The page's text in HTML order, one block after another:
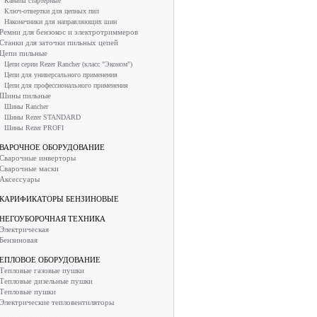
Ключ-отвертки для цепных пил
Наконечники для направляющих шин
Ремни для бензокос и электротриммеров
Станки для заточки пильных цепей
Цепи пильные
Цепи серии Rezer Rancher (класс "Эконом")
Цепи для универсального применения
Цепи для профессионального применения
Шины пильные
Шины Rancher
Шины Rezer STANDARD
Шины Rezer PROFI
ОБОРУДОВАНИЕ
Сварочные инверторы
Сварочные маски
Аксессуары
БЕНЗИНОВЫЕ
ТЕХНИКА
Электрическая
Бензиновая
ОБОРУДОВАНИЕ
Тепловые газовые пушки
Тепловые дизельные пушки
Тепловые пушки
Электрические тепловентиляторы